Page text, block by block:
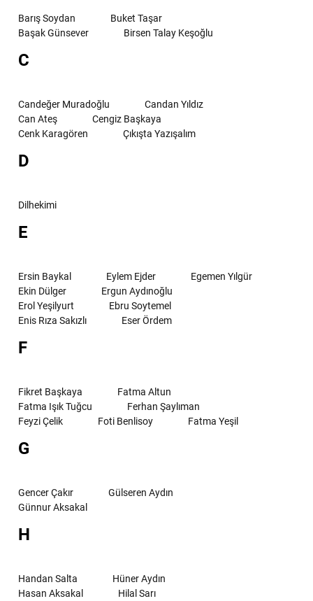
Barış Soydan
Buket Taşar
Başak Günsever
Birsen Talay Keşoğlu
C
Candeğer Muradoğlu
Candan Yıldız
Can Ateş
Cengiz Başkaya
Cenk Karagören
Çıkışta Yazışalım
D
Dilhekimi
E
Ersin Baykal Eylem Ejder
Egemen Yılgür
Ekin Dülger
Ergun Aydınoğlu
Erol Yeşilyurt
Ebru Soytemel
Enis Rıza Sakızlı
Eser Ördem
F
Fikret Başkaya
Fatma Altun
Fatma Işık Tuğcu
Ferhan Şaylıman
Feyzi Çelik
Foti Benlisoy Fatma Yeşil
G
Gencer Çakır
Gülseren Aydın
Günnur Aksakal
H
Handan Salta
Hüner Aydın
Hasan Aksakal
Hilal Sarı